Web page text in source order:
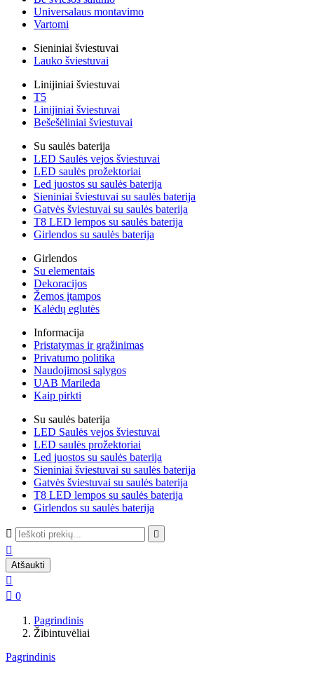
Universalaus montavimo
Vartomi
Sieniniai šviestuvai
Lauko šviestuvai
Linijiniai šviestuvai
T5
Linijiniai šviestuvai
Bešešėliniai šviestuvai
Su saulės baterija
LED Saulės vejos šviestuvai
LED saulės prožektoriai
Led juostos su saulės baterija
Sieniniai šviestuvai su saulės baterija
Gatvės šviestuvai su saulės baterija
T8 LED lempos su saulės baterija
Girlendos su saulės baterija
Girlendos
Su elementais
Dekoracijos
Žemos įtampos
Kalėdų eglutės
Informacija
Pristatymas ir grąžinimas
Privatumo politika
Naudojimosi sąlygos
UAB Marileda
Kaip pirkti
Su saulės baterija
LED Saulės vejos šviestuvai
LED saulės prožektoriai
Led juostos su saulės baterija
Sieniniai šviestuvai su saulės baterija
Gatvės šviestuvai su saulės baterija
T8 LED lempos su saulės baterija
Girlendos su saulės baterija
 

Atšaukti

 0
Pagrindinis
Žibintuvėliai
Pagrindinis